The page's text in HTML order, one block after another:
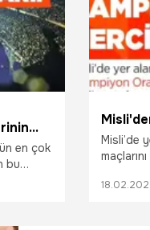
en çok
bu
Misli’de